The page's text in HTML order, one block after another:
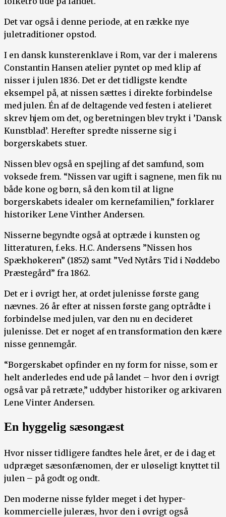
Det var også i denne periode, at en række nye
juletraditioner opstod.
I en dansk kunsterenklave i Rom, var der i malerens
Constantin Hansen atelier pyntet op med klip af
nisser i julen 1836. Det er det tidligste kendte
eksempel på, at nissen sættes i direkte forbindelse
med julen. Én af de deltagende ved festen i atelieret
skrev hjem om det, og beretningen blev trykt i ’Dansk
Kunstblad’. Herefter spredte nisserne sig i
borgerskabets stuer.
Nissen blev også en spejling af det samfund, som
voksede frem. “Nissen var ugift i sagnene, men fik nu
både kone og børn, så den kom til at ligne
borgerskabets idealer om kernefamilien,” forklarer
historiker Lene Vinther Andersen.
Nisserne begyndte også at optræde i kunsten og
litteraturen, f.eks. H.C. Andersens ”Nissen hos
Spækhøkeren” (1852) samt ”Ved Nytårs Tid i Nøddebo
Præstegård” fra 1862.
Det er i øvrigt her, at ordet julenisse første gang
nævnes. 26 år efter at nissen første gang optrådte i
forbindelse med julen, var den nu en decideret
julenisse. Det er noget af en transformation den kære
nisse gennemgår.
“Borgerskabet opfinder en ny form for nisse, som er
helt anderledes end ude på landet – hvor den i øvrigt
også var på retræte,” uddyber historiker og arkivaren
Lene Vinter Andersen.
En hyggelig sæsongæst
Hvor nisser tidligere fandtes hele året, er de i dag et
udpræget sæsonfænomen, der er uløseligt knyttet til
julen – på godt og ondt.
Den moderne nisse fylder meget i det hyper-
kommercielle juleræs, hvor den i øvrigt også